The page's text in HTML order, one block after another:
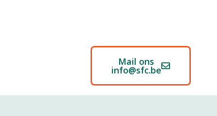
Mail ons
info@sfc.be